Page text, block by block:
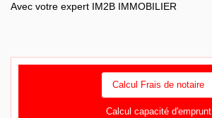
Avec votre expert IM2B IMMOBILIER
Calcul Frais de notaire
Calcul capacité d'emprunt